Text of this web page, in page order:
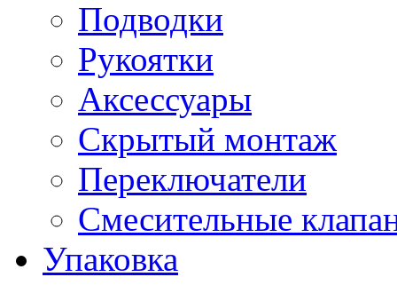
Подводки
Рукоятки
Аксессуары
Скрытый монтаж
Переключатели
Смесительные
Упаковка